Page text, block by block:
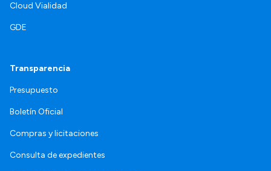
Cloud Vialidad
GDE
Transparencia
Presupuesto
Boletín Oficial
Compras y licitaciones
Consulta de expedientes